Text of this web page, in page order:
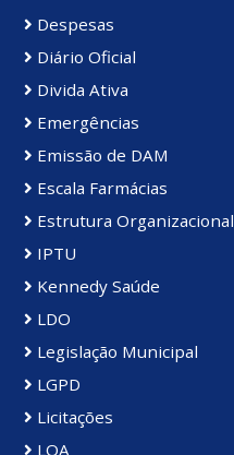
Despesas
Diário Oficial
Divida Ativa
Emergências
Emissão de DAM
Escala Farmácias
Estrutura Organizacional
IPTU
Kennedy Saúde
LDO
Legislação Municipal
LGPD
Licitações
LOA